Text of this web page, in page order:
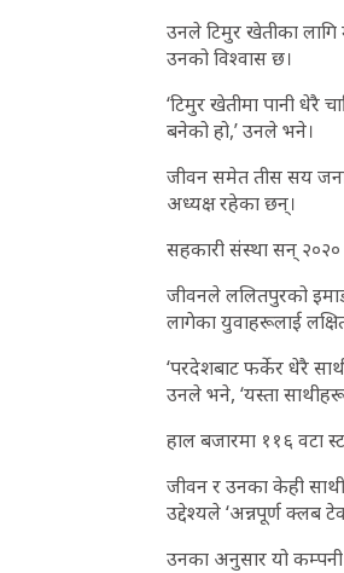
उनले टिमुर खेतीका
उनको विश्वास छ।
‘टिमुर खेतीमा पानी धेरै
बनेको हो,’ उनले भने।
जीवन समेत तीस सय जना
अध्यक्ष रहेका छन्।
सहकारी संस्था सन् २०२०
जीवनले ललितपुरको
लागेका युवाहरूलाई
‘परदेशबाट फर्केर धेरै
उनले भने, ‘यस्ता
हाल बजारमा ११६ वटा
जीवन र उनका केही
उद्देश्यले ‘अन्नपूर्ण क्लब
उनका अनुसार यो